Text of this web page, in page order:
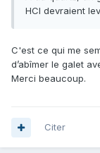
HCl devraient
C'est ce qui me
d’abîmer le galet
Merci beaucoup.
Citer